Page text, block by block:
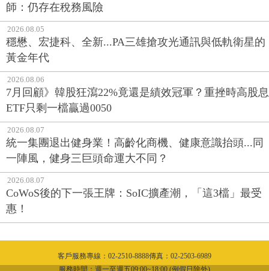
師：仍存在稅務風險
2026.08.05
穩懋、宏捷科、全新...PA三雄搶攻光通訊與低軌衛星的
黃金年代
2026.08.06
7月回顧》韓股狂瀉22%竟還是績效冠軍？重挫時高股息
ETF只剩一檔贏過0050
2026.08.07
統一集團退出健身業！高齡化商機、健康意識抬頭...同
一陣風，健身三巨頭命運大不同？
2026.08.07
CoWoS後的下一張王牌：SoIC擴產潮，「這3檔」最受
惠！
客戶服務專線：02-2510-8888傳真：02-2503-6989
服務時間：週一至週五09:00~18:00 (例假日除外)